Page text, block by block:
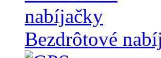
Bezdrôtové